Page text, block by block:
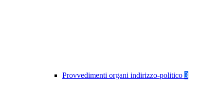
Provvedimenti organi indirizzo-politico 3